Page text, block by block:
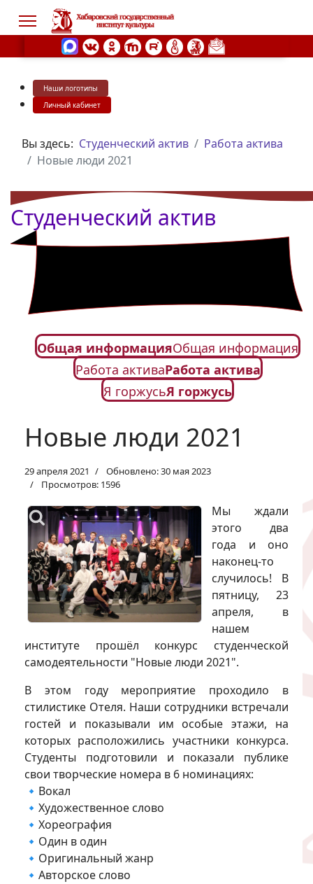
Наши логотипы
Личный кабинет
Вы здесь: Студенческий актив
Работа актива
Новые люди 2021
Студенческий актив
Общая информацияОбщая информация
Работа активаРабота актива
Я горжусьЯ горжусь
Новые люди 2021
29 апреля 2021
Обновлено: 30 мая 2023
Просмотров: 1596
Мы ждали
этого два
года и оно
наконец-то
случилось! В
пятницу, 23
апреля, в
нашем
институте прошёл конкурс студенческой
самодеятельности "Новые люди 2021".
В этом году мероприятие проходило в
стилистике Отеля. Наши сотрудники встречали
гостей и показывали им особые этажи, на
которых расположились участники конкурса.
Студенты подготовили и показали публике
свои творческие номера в 6 номинациях:
🔹Вокал
🔹Художественное слово
🔹Хореография
🔹Один в один
🔹Оригинальный жанр
🔹Авторское слово